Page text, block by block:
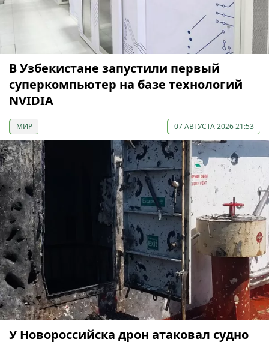
В Узбекистане запустили первый
суперкомпьютер на базе технологий
NVIDIA
МИР 07 АВГУСТА 2026 21:53
У Новороссийска дрон атаковал судно